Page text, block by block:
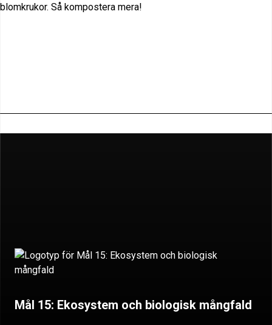
blomkrukor. Så kompostera mera!
Mål 15: Ekosystem och biologisk mångfald